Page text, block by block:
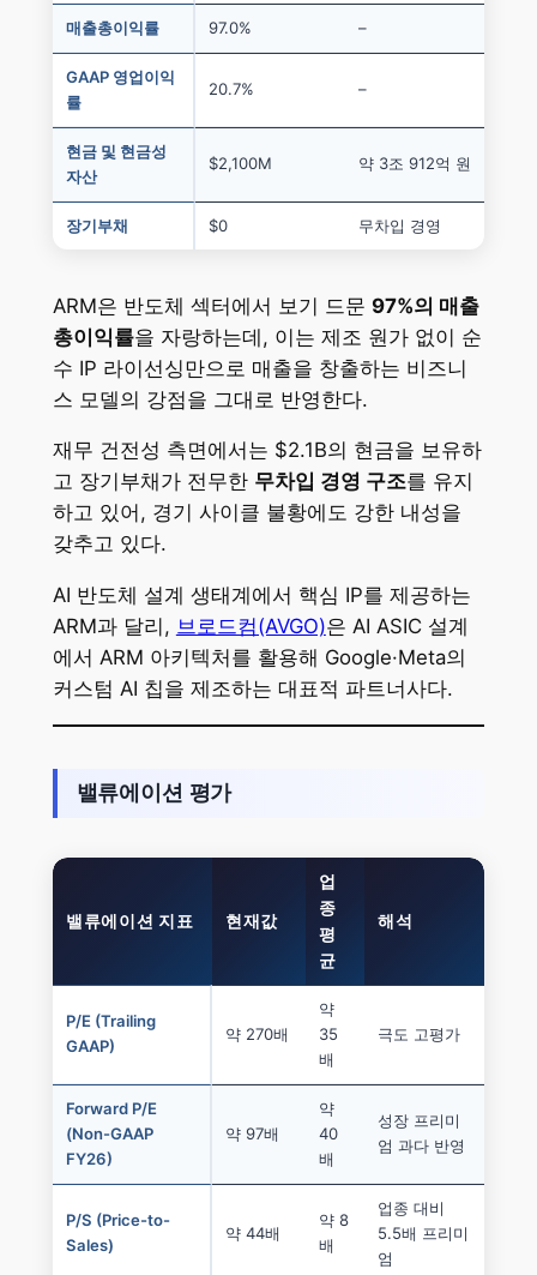
매출총이익률 97.0% –
GAAP 영업이익
률
20.7% –
현금 및 현금성
자산
$2,100M 약 3조 912억 원
장기부채 $0 무차입 경영
ARM은 반도체 섹터에서 보기 드문 97%의 매출
총이익률을 자랑하는데, 이는 제조 원가 없이 순
수 IP 라이선싱만으로 매출을 창출하는 비즈니
스 모델의 강점을 그대로 반영한다.
재무 건전성 측면에서는 $2.1B의 현금을 보유하
고 장기부채가 전무한 무차입 경영 구조를 유지
하고 있어, 경기 사이클 불황에도 강한 내성을
갖추고 있다.
AI 반도체 설계 생태계에서 핵심 IP를 제공하는
ARM과 달리, 브로드컴(AVGO)은 AI ASIC 설계
에서 ARM 아키텍처를 활용해 Google·Meta의
커스텀 AI 칩을 제조하는 대표적 파트너사다.
밸류에이션 평가
밸류에이션 지표 현재값
업
종
평
균
해석
P/E (Trailing
GAAP)
약 270배
약
35
배
극도 고평가
Forward P/E
(Non-GAAP
FY26)
약 97배
약
40
배
성장 프리미
엄 과다 반영
P/S (Price-to-
Sales)
약 44배
약 8
배
업종 대비
5.5배 프리미
엄